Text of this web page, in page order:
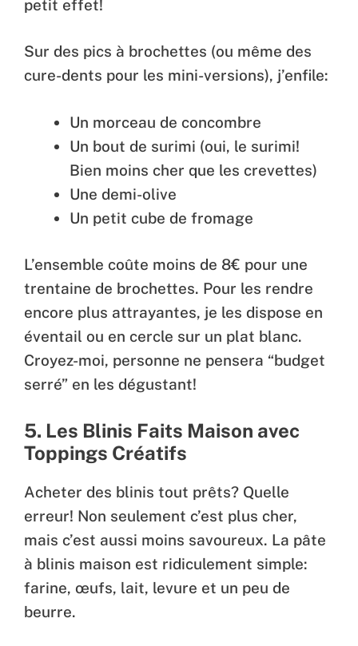
petit effet!
Sur des pics à brochettes (ou même des
cure-dents pour les mini-versions), j’enfile:
Un morceau de concombre
Un bout de surimi (oui, le surimi!
Bien moins cher que les crevettes)
Une demi-olive
Un petit cube de fromage
L’ensemble coûte moins de 8€ pour une
trentaine de brochettes. Pour les rendre
encore plus attrayantes, je les dispose en
éventail ou en cercle sur un plat blanc.
Croyez-moi, personne ne pensera “budget
serré” en les dégustant!
5. Les Blinis Faits Maison avec
Toppings Créatifs
Acheter des blinis tout prêts? Quelle
erreur! Non seulement c’est plus cher,
mais c’est aussi moins savoureux. La pâte
à blinis maison est ridiculement simple:
farine, œufs, lait, levure et un peu de
beurre.